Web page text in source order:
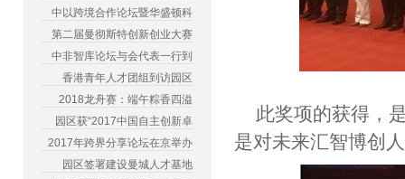
中以跨境合作论坛暨华盛顿科
第二届曼彻斯特创新创业大赛
中非智库论坛与会代表一行到
香港青年人才团组到访园区
2018龙舟赛：端午粽香四溢
园区获“2017中国自主创新卓
2017年跨界分享论坛在京举办
园区签署建设曼城人才基地
此奖项的获得，
是对未来汇智博创